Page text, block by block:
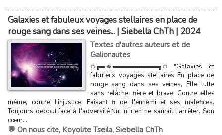
Galaxies et fabuleux voyages stellaires en place de
rouge sang dans ses veines... | Siebella ChTh | 2024
Textes d'autres auteurs et de
Galionautes
✩╔═.✵.══════════╗✩ "Galaxies et
fabuleux voyages stellaires En place de
rouge sang dans ses veines, Elle lutte
sans relâche, fière et brave, Contre elle-
même, contre l'injustice, Faisant fi de l'ennemi et ses maléfices.
Toujours debout face à l'adversité Nul ni rien ne saurait l'arrêter. Son
cœur...
💬 On nous cite, Koyolite Tseila, Siebella ChTh